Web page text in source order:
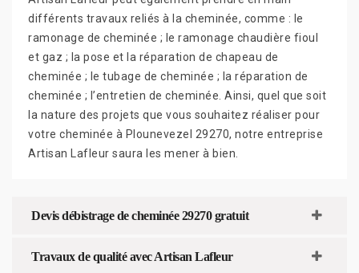
différents travaux reliés à la cheminée, comme : le
ramonage de cheminée ; le ramonage chaudière fioul
et gaz ; la pose et la réparation de chapeau de
cheminée ; le tubage de cheminée ; la réparation de
cheminée ; l’entretien de cheminée. Ainsi, quel que soit
la nature des projets que vous souhaitez réaliser pour
votre cheminée à Plounevezel 29270, notre entreprise
Artisan Lafleur saura les mener à bien.
Devis débistrage de cheminée 29270 gratuit
Travaux de qualité avec Artisan Lafleur